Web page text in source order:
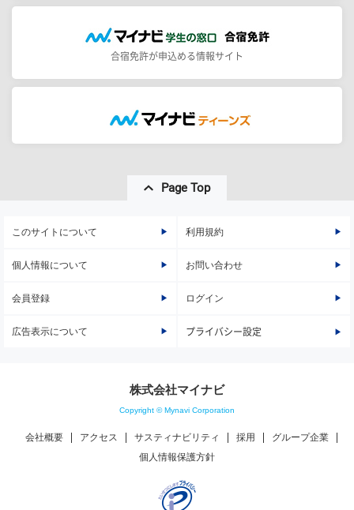
合宿免許が申込める情報サイト
Page Top
このサイトについて 利用規約
個人情報について お問い合わせ
会員登録 ログイン
広告表示について プライバシー設定
株式会社マイナビ
Copyright © Mynavi Corporation
会社概要 アクセス サスティナビリティ 採用
グループ企業
個人情報保護方針